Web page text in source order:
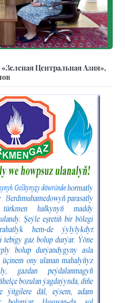
Центральная Азия»,